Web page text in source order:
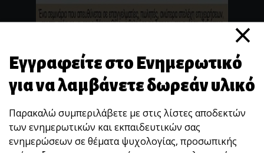
×
Εγγραφείτε στο Ενημερωτικό
για να λαμβάνετε δωρεάν υλικό
Παρακαλώ συμπεριλάβετε με στις λίστες αποδεκτών
των ενημερωτικών και εκπαιδευτικών σας
ενημερώσεων σε θέματα ψυχολογίας, προσωπικής